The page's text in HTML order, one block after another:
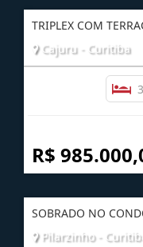
TRIPLEX COM
Cajuru - Curitiba
3
R$
SOBRADO NO
Pilarzinho -